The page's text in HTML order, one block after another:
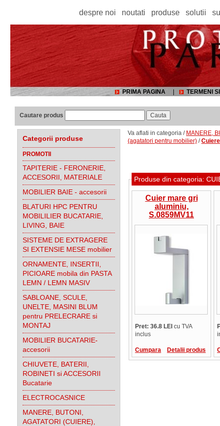
despre noi noutati produse solutii
PRIMA PAGINA TERMENI
Cautare produs
Categorii produse
PROMOTII
TAPITERIE - FERONERIE,
ACCESORII, MATERIALE
MOBILIER BAIE - accesorii
BLATURI HPC PENTRU
MOBILILIER BUCATARIE,
LIVING, BAIE
SISTEME DE EXTRAGERE
SI EXTENSIE MESE mobilier
ORNAMENTE, INSERTII,
PICIOARE mobila din PASTA
LEMN / LEMN MASIV
SABLOANE, SCULE,
UNELTE, MASINI BLUM
pentru PRELECRARE si
MONTAJ
MOBILIER BUCATARIE-
accesorii
CHIUVETE, BATERII,
ROBINETI si ACCESORII
Bucatarie
ELECTROCASNICE
MANERE, BUTONI,
AGATATORI (CUIERE),
Va aflati in categoria / MANERE,
(agatatori pentru mobilier) /
Produse din categoria:
Cuier mare gri
aluminiu,
S.0859MV11
Pret: 36.8 LEI cu TVA
inclus
Cumpara Detalii produs